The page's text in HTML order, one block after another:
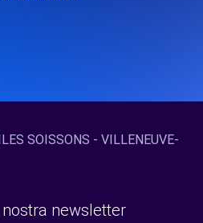
SOISSONS - VILLENEUVE-
newsletter